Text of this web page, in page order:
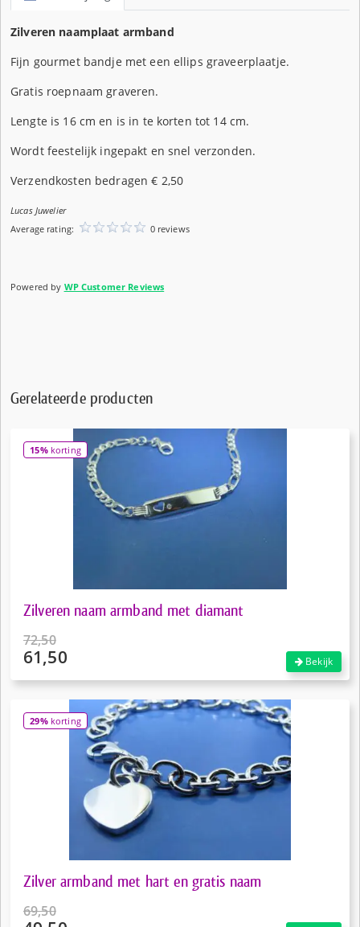
Zilveren naamplaat armband
Fijn gourmet bandje met een ellips graveerplaatje.
Gratis roepnaam graveren.
Lengte is 16 cm en is in te korten tot 14 cm.
Wordt feestelijk ingepakt en snel verzonden.
Verzendkosten bedragen € 2,50
Lucas Juwelier
Average rating:
0 reviews
Powered by WP Customer Reviews
Gerelateerde producten
15%korting
Zilveren naam armband met diamant
72,50
Oorspronkelijke
61,50
is:
€61,50.
Bekijk
29%korting
Zilver armband met hart en gratis naam
69,50